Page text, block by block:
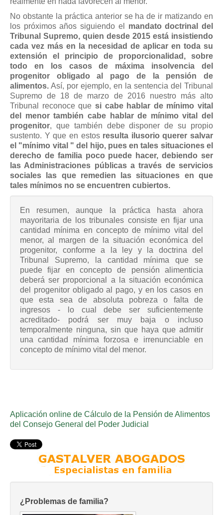
No obstante la práctica anterior se ha de ir matizando en
los próximos años siguiendo el mandato doctrinal del
Tribunal Supremo, quien desde 2015 está insistiendo
cada vez más en la necesidad de aplicar en toda su
extensión el principio de proporcionalidad, sobre
todo en los casos de máxima insolvencia del
progenitor obligado al pago de la pensión de
alimentos. Así, por ejemplo, en la sentencia del Tribunal
Supremo de 18 de marzo de 2016 nuestro más alto
Tribunal reconoce que si cabe hablar de mínimo vital
del menor también cabe hablar de mínimo vital del
progenitor, que también debe disponer de su propio
sustento. Y que en estos resulta ilusorio querer salvar
el "mínimo vital " del hijo, pues en tales situaciones el
derecho de familia poco puede hacer, debiendo ser
las Administraciones públicas a través de servicios
sociales las que remedien las situaciones en que
tales mínimos no se encuentren cubiertos.
En resumen, aunque la práctica hasta ahora
mayoritaria de los tribunales consiste en fijar una
cantidad mínima en concepto de mínimo vital del
menor, al margen de la situación económica del
progenitor, conforme a la ley y la doctrina del
Tribunal Supremo, la cantidad mínima que se
puede fijar en concepto de pensión alimenticia
deberá ser proporcional a la situación económica
del progenitor obligado al pago, y en los casos en
que esta sea de absoluta pobreza o falta de
ingresos - lo cual debe ser suficientemente
acreditado- podrá ser muy baja o incluso
temporalmente ninguna, sin que haya que admitir
una cantidad mínima forzosa e irrenunciable en
concepto de mínimo vital del menor.
Aplicación online de Cálculo de la Pensión de Alimentos
del Consejo General del Poder Judicial
¿Problemas de familia?